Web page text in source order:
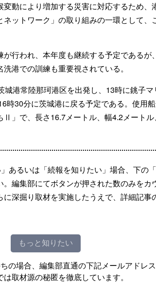
動により増加する災害に対応するため、
ットワーク」の取り組みの一環として、
行われ、本年度も継続する予定であるが
港での訓練も重要視されている。
城港常陸那珂港区を出発し、13時に銚子マ
時30分に茨城港に戻る予定である。使用
Ⅱ」で、長さ16.7メートル、幅4.2メートル
あるいは「続報を知りたい」場合、下の
編集部にてボタンが押された数のみをカ
深掘り取材を実施したうえで、詳細記事
もっと知りたい
の場合、編集部直通の下記メールアドレ
取材源の秘匿を徹底しています。